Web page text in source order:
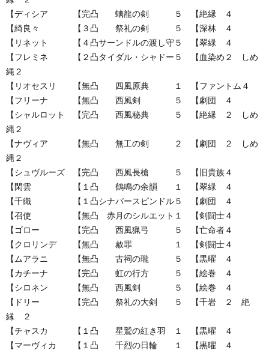
【ディシア 【完凸 螭龍の剣 ５ 【絶縁 ４
【綺良々 【３凸 祭礼の剣 ５ 【深林 ４
【リネット 【４凸サーンドルの渡し守５ 【翠緑 ４
【フレミネ 【２凸タイダル・シャドー５ 【血染め２ しめ
縄２
【リオセスリ 【無凸 四風原典 １ 【ファントム４
【フリーナ 【無凸 西風剣 ５ 【劇団 ４
【シャルロット 【完凸 西風秘典 ５ 【絶縁 ２ しめ
縄２
【ナヴィア 【無凸 無工の剣 ２ 【劇団 ２ しめ
縄２
【シュヴルーズ 【完凸 西風長槍 ５ 【旧貴族４
【閑雲 【１凸 鶴鳴の余韻 １ 【翠緑 ４
【千織 【１凸シナバースピンドル５ 【劇団 ４
【召使 【無凸 赤月のシルエット１ 【剣闘士４
【ゴロー 【完凸 西風猟弓 ５ 【亡命者４
【クロリンデ 【無凸 赦罪 １ 【剣闘士４
【ムアラニ 【無凸 古祠の瓏 ５ 【黒曜 ４
【カチーナ 【完凸 虹の行方 ５ 【絵巻 ４
【シロネン 【無凸 西風剣 ５ 【絵巻 ４
【ドリー 【完凸 祭礼の大剣 ５ 【千岩 ２ 絶
縁 ２
【チャスカ 【１凸 星鷲の紅き羽 １ 【黒曜 ４
【マーヴィカ 【１凸 千烈の日輪 １ 【黒曜 ４